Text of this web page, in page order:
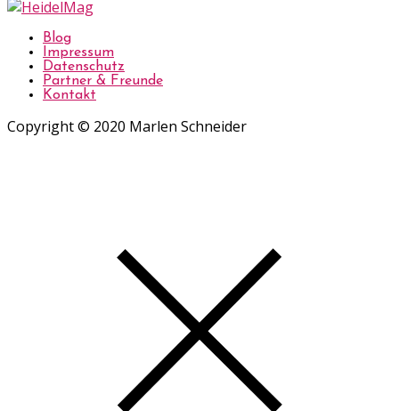
Blog
Impressum
Datenschutz
Partner & Freunde
Kontakt
Copyright © 2020 Marlen Schneider